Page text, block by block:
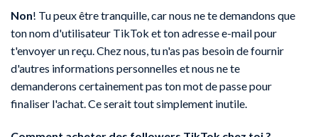
Non! Tu peux être tranquille, car nous ne te demandons que
ton nom d'utilisateur TikTok et ton adresse e-mail pour
t'envoyer un reçu. Chez nous, tu n'as pas besoin de fournir
d'autres informations personnelles et nous ne te
demanderons certainement pas ton mot de passe pour
finaliser l'achat. Ce serait tout simplement inutile.